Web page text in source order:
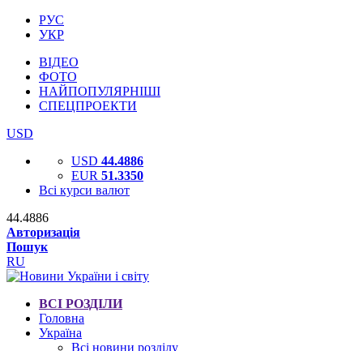
РУС
УКР
ВІДЕО
ФОТО
НАЙПОПУЛЯРНІШІ
СПЕЦПРОЕКТИ
USD
USD 44.4886
EUR 51.3350
Всі курси валют
44.4886
Авторизація
Пошук
RU
ВСІ РОЗДІЛИ
Головна
Україна
Всі новини розділу